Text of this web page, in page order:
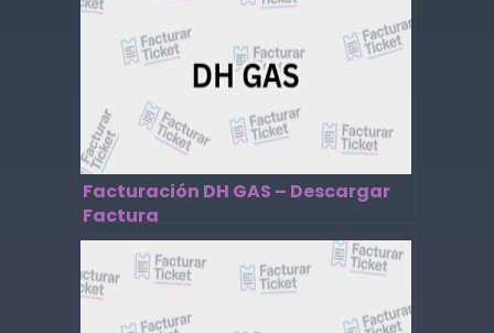
Facturación DH GAS – Descargar
Factura